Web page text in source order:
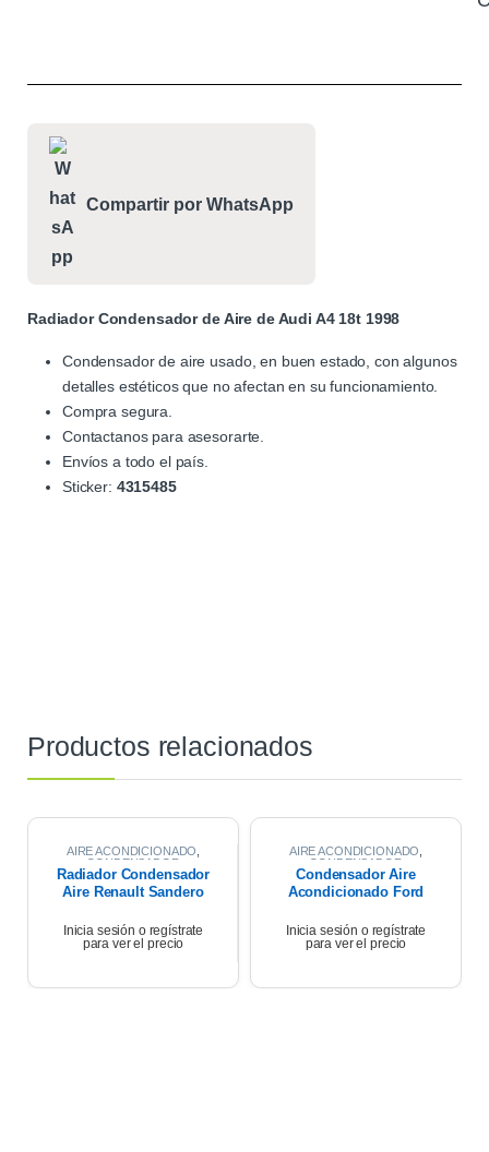
Compartir por WhatsApp
Radiador Condensador de Aire de Audi A4 18t 1998
Condensador de aire usado, en buen estado, con algunos
detalles estéticos que no afectan en su funcionamiento.
Compra segura.
Contactanos para asesorarte.
Envíos a todo el país.
Sticker: 4315485
Productos relacionados
AIRE ACONDICIONADO
CONDENSADOR
Radiador Condensador
Aire Renault Sandero
Inicia sesión o regístrate
para ver el precio
AIRE ACONDICIONADO
CONDENSADOR
Condensador Aire
Acondicionado Ford
Inicia sesión o regístrate
para ver el precio